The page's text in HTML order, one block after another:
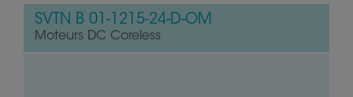
SVTN B 01-1215-24-D-OM
Moteurs DC Coreless